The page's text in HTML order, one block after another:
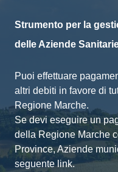
Strumento per la
delle Aziende
Puoi effettuare
altri debiti in favore di
Regione Marche.
Se devi eseguire un
della Regione Marche
Province, Aziende
seguente link.